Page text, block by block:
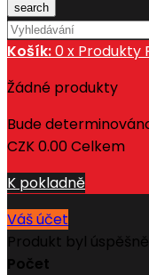
search
Košík:0x Produkty
Žádné produkty
Bude
CZK 0.00Celkem
K pokladně
Váš účet
Produkt byl
Počet